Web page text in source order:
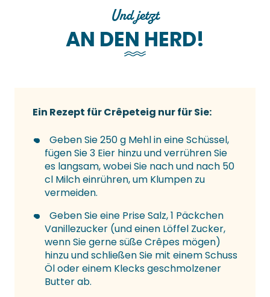
Und jetzt
AN DEN HERD!
Ein Rezept für Crêpeteig nur für Sie:
Geben Sie 250 g Mehl in eine Schüssel,
fügen Sie 3 Eier hinzu und verrühren Sie
es langsam, wobei Sie nach und nach 50
cl Milch einrühren, um Klumpen zu
vermeiden.
Geben Sie eine Prise Salz, 1 Päckchen
Vanillezucker (und einen Löffel Zucker,
wenn Sie gerne süße Crêpes mögen)
hinzu und schließen Sie mit einem Schuss
Öl oder einem Klecks geschmolzener
Butter ab.